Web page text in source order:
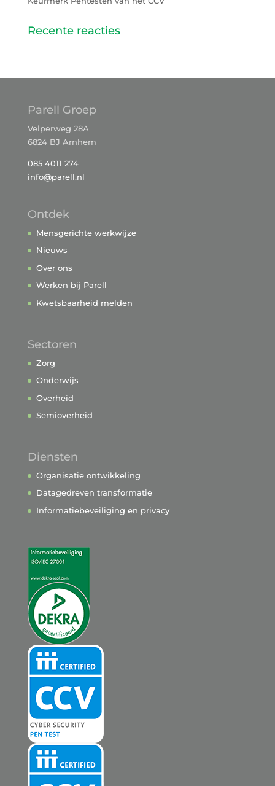
Recente reacties
Parell Groep
Velperweg 28A
6824 BJ Arnhem
085 4011 274
info@parell.nl
Ontdek
Mensgerichte werkwijze
Nieuws
Over ons
Werken bij Parell
Kwetsbaarheid melden
Sectoren
Zorg
Onderwijs
Overheid
Semioverheid
Diensten
Organisatie ontwikkeling
Datagedreven transformatie
Informatiebeveiliging en privacy